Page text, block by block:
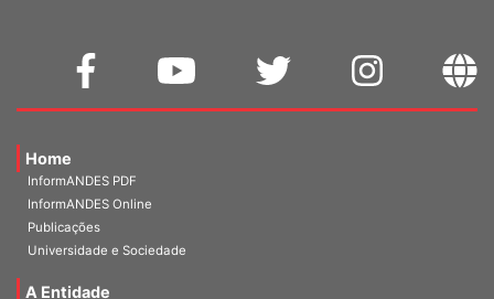
Home
InformANDES PDF
InformANDES Online
Publicações